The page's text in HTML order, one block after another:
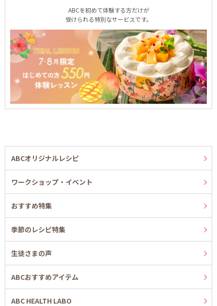
ABCを初めて体験する方だけが
受けられる特別なサービスです。
ABCオリジナルレシピ
ワークショップ・イベント
おすすめ特集
季節のレシピ特集
生徒さまの声
ABCおすすめアイテム
ABC HEALTH LABO